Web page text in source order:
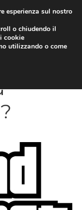
esperienza sul nostro
o chiudendo il
cookie
utilizzando o come